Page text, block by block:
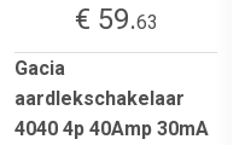
€ 59.63
Gacia
aardlekschakelaar
4040 4p 40Amp 30mA